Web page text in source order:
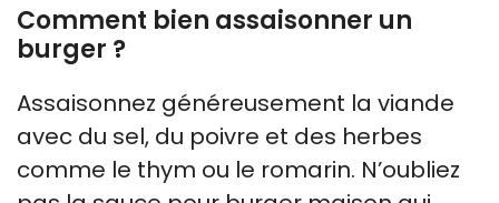
Comment bien assaisonner un
burger ?
Assaisonnez généreusement la viande
avec du sel, du poivre et des herbes
comme le thym ou le romarin. N’oubliez